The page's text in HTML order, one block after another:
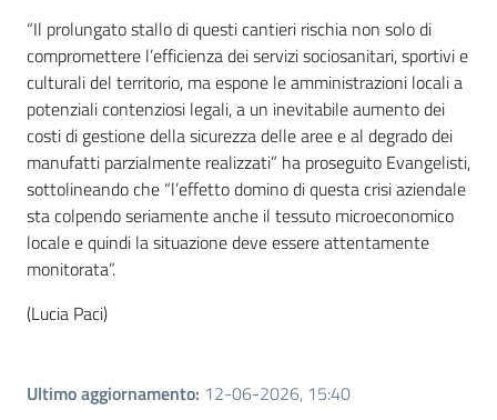
“Il prolungato stallo di questi cantieri rischia non solo di
compromettere l’efficienza dei servizi sociosanitari, sportivi e
culturali del territorio, ma espone le amministrazioni locali a
potenziali contenziosi legali, a un inevitabile aumento dei
costi di gestione della sicurezza delle aree e al degrado dei
manufatti parzialmente realizzati” ha proseguito Evangelisti,
sottolineando che “l’effetto domino di questa crisi aziendale
sta colpendo seriamente anche il tessuto microeconomico
locale e quindi la situazione deve essere attentamente
monitorata”.
(Lucia Paci)
Ultimo aggiornamento: 12-06-2026, 15:40